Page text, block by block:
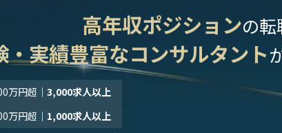
高年収ポジションの
・実績豊富なコンサルタント
万円超 ｜3,000求人以上
万円超 ｜ 1,000求人以上